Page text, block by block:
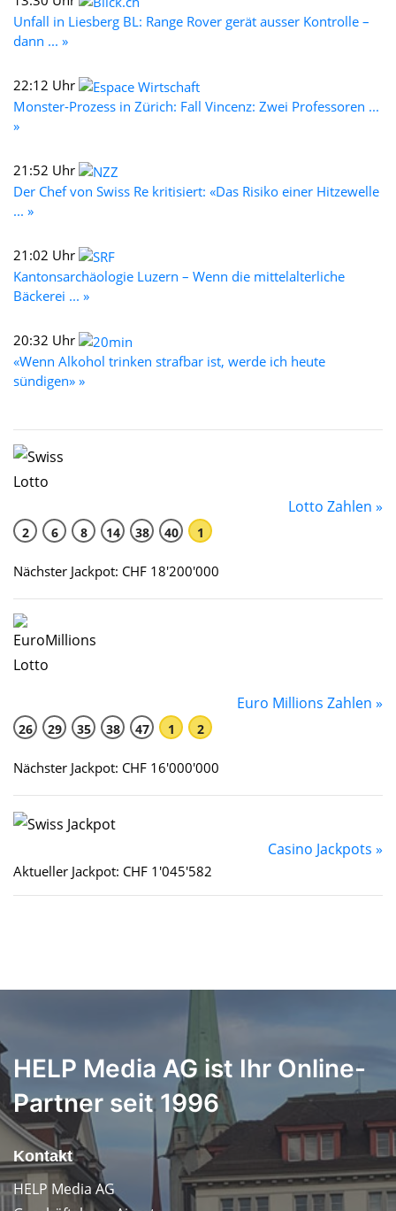
Unfall in Liesberg BL: Range Rover gerät ausser Kontrolle –
dann ... »
22:12 Uhr
Monster-Prozess in Zürich: Fall Vincenz: Zwei Professoren ...
»
21:52 Uhr
Der Chef von Swiss Re kritisiert: «Das Risiko einer Hitzewelle
... »
21:02 Uhr
Kantonsarchäologie Luzern – Wenn die mittelalterliche
Bäckerei ... »
20:32 Uhr
«Wenn Alkohol trinken strafbar ist, werde ich heute
sündigen» »
Lotto Zahlen »
2 6 8 14 38 40 1
Nächster Jackpot: CHF 18'200'000
Euro Millions Zahlen »
26 29 35 38 47 1 2
Nächster Jackpot: CHF 16'000'000
Casino Jackpots »
Aktueller Jackpot: CHF 1'045'582
HELP Media AG ist Ihr Online-
Partner seit 1996
Kontakt
HELP Media AG